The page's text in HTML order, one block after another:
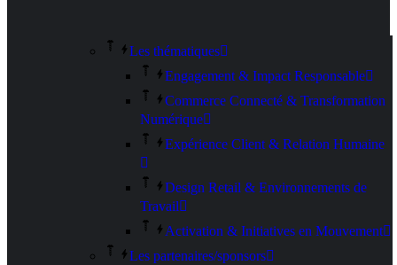
Les thématiques
Engagement & Impact Responsable
Commerce Connecté & Transformation
Numérique
Expérience Client & Relation Humaine
Design Retail & Environnements de
Travail
Activation & Initiatives en Mouvement
Les partenaires/sponsors